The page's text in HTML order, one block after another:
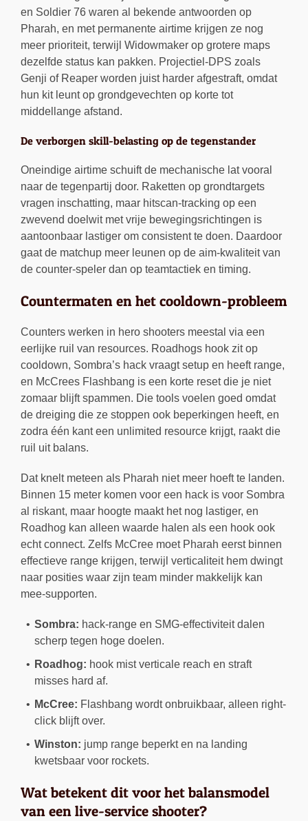
en Soldier 76 waren al bekende antwoorden op
Pharah, en met permanente airtime krijgen ze nog
meer prioriteit, terwijl Widowmaker op grotere maps
dezelfde status kan pakken. Projectiel-DPS zoals
Genji of Reaper worden juist harder afgestraft, omdat
hun kit leunt op grondgevechten op korte tot
middellange afstand.
De verborgen skill-belasting op de tegenstander
Oneindige airtime schuift de mechanische lat vooral
naar de tegenpartij door. Raketten op grondtargets
vragen inschatting, maar hitscan-tracking op een
zwevend doelwit met vrije bewegingsrichtingen is
aantoonbaar lastiger om consistent te doen. Daardoor
gaat de matchup meer leunen op de aim-kwaliteit van
de counter-speler dan op teamtactiek en timing.
Countermaten en het cooldown-probleem
Counters werken in hero shooters meestal via een
eerlijke ruil van resources. Roadhogs hook zit op
cooldown, Sombra’s hack vraagt setup en heeft range,
en McCrees Flashbang is een korte reset die je niet
zomaar blijft spammen. Die tools voelen goed omdat
de dreiging die ze stoppen ook beperkingen heeft, en
zodra één kant een unlimited resource krijgt, raakt die
ruil uit balans.
Dat knelt meteen als Pharah niet meer hoeft te landen.
Binnen 15 meter komen voor een hack is voor Sombra
al riskant, maar hoogte maakt het nog lastiger, en
Roadhog kan alleen waarde halen als een hook ook
echt connect. Zelfs McCree moet Pharah eerst binnen
effectieve range krijgen, terwijl verticaliteit hem dwingt
naar posities waar zijn team minder makkelijk kan
mee-supporten.
Sombra: hack-range en SMG-effectiviteit dalen
scherp tegen hoge doelen.
Roadhog: hook mist verticale reach en straft
misses hard af.
McCree: Flashbang wordt onbruikbaar, alleen right-
click blijft over.
Winston: jump range beperkt en na landing
kwetsbaar voor rockets.
Wat betekent dit voor het balansmodel
van een live-service shooter?